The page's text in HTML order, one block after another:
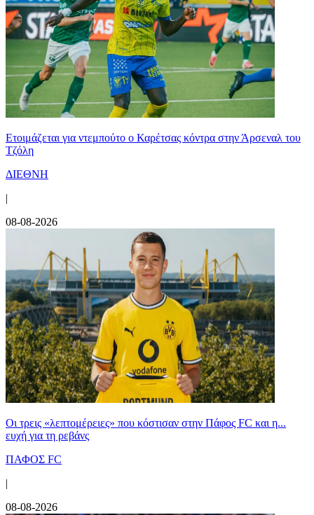
Ετοιμάζεται για ντεμπούτο ο Καρέτσας κόντρα στην Άρσεναλ του
Τζόλη
ΔΙΕΘΝΗ
|
08-08-2026
Οι τρεις «λεπτομέρειες» που κόστισαν στην Πάφος FC και η...
ευχή για τη ρεβάνς
ΠΑΦΟΣ FC
|
08-08-2026